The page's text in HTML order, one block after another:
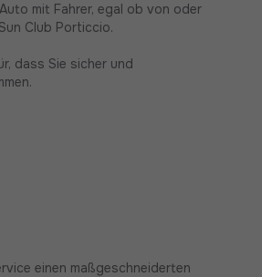
mit Fahrer, egal ob von oder
Club Porticcio.
dass Sie sicher und
einen maßgeschneiderten